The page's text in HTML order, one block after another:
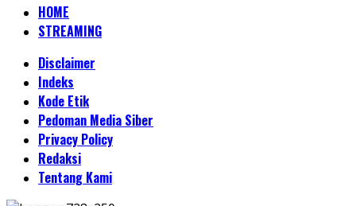
HOME
STREAMING
Disclaimer
Indeks
Kode Etik
Pedoman Media Siber
Privacy Policy
Redaksi
Tentang Kami